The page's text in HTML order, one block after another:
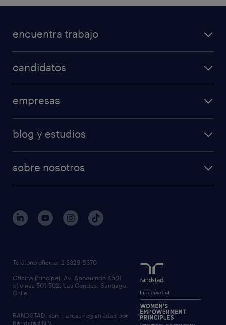
encuentra trabajo
candidatos
empresas
blog y estudios
sobre nosotros
Teléfono oficina: 2 3329 9370
Oficina Principal: Av. Apoquindo 4501
oficinas 501-502, Las Condes, Santiago,
Chile.
RANDSTAD, son marcas registradas por
Randstad N.V.